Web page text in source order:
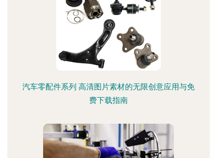
汽车零配件系列 高清图片素材的无限创意应用与免
费下载指南